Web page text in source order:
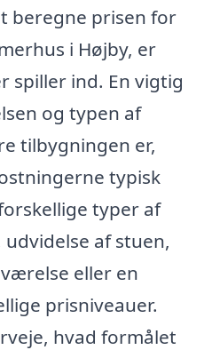
beregne prisen for
i Højby, er
spiller ind. En vigtig
og typen af
tilbygningen er,
typisk
typer af
af stuen,
eller en
prisniveauer.
hvad formålet